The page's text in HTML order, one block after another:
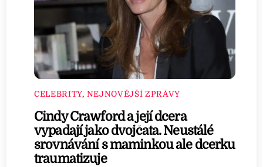
CELEBRITY, NEJNOVĚJŠÍ ZPRÁVY
Cindy Crawford a její dcera
vypadají jako dvojčata. Neustálé
srovnávání s maminkou ale dcerku
traumatizuje